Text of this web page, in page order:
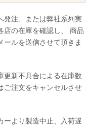
発注、または弊社系列実
店の在庫を確認し、 商品
ルを送信させて頂きま
更新不具合による在庫数
ご注文をキャンセルさせ
ーより製造中止、入荷遅